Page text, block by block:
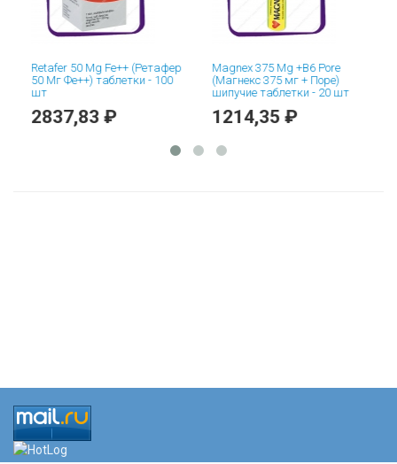
Retafer 50 Mg Fe++ (Ретафер
50 Мг Фе++) таблетки - 100
шт
2837,83 ₽
Magnex 375 Mg +B6 Pore
(Магнекс 375 мг + Поре)
шипучие таблетки - 20 шт
1214,35 ₽